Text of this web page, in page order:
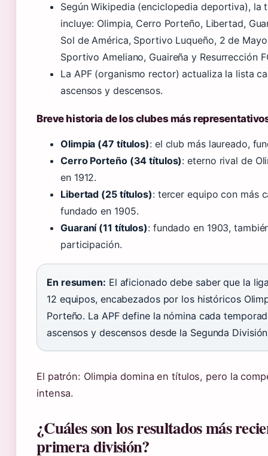
Según Wikipedia (enciclopedia deportiva), la
incluye: Olimpia, Cerro Porteño, Libertad,
Sol de América, Sportivo Luqueño, 2 de
Sportivo Ameliano, Guaireña y Resurrección
La APF (organismo rector) actualiza la lista
ascensos y descensos.
Breve historia de los clubes más
Olimpia (47 títulos): el club más laureado,
Cerro Porteño (34 títulos): eterno rival de
en 1912.
Libertad (25 títulos): tercer equipo con más
fundado en 1905.
Guaraní (11 títulos): fundado en 1903,
participación.
En resumen: El aficionado debe saber que la
12 equipos, encabezados por los históricos
Porteño. La APF define la nómina cada
ascensos y descensos desde la Segunda
El patrón: Olimpia domina en títulos, pero la
intensa.
¿Cuáles son los resultados más
primera división?